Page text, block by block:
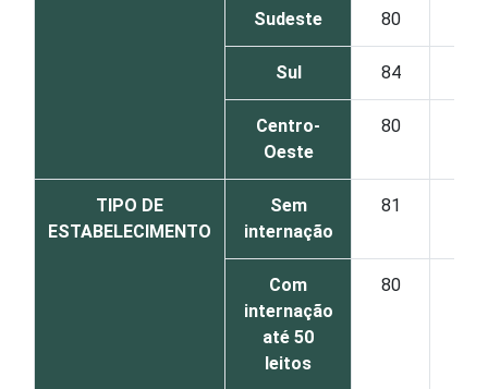
Sudeste 80
Sul 84
Centro-
Oeste
80
TIPO DE
ESTABELECIMENTO
Sem
internação
81
Com
internação
até 50
leitos
80